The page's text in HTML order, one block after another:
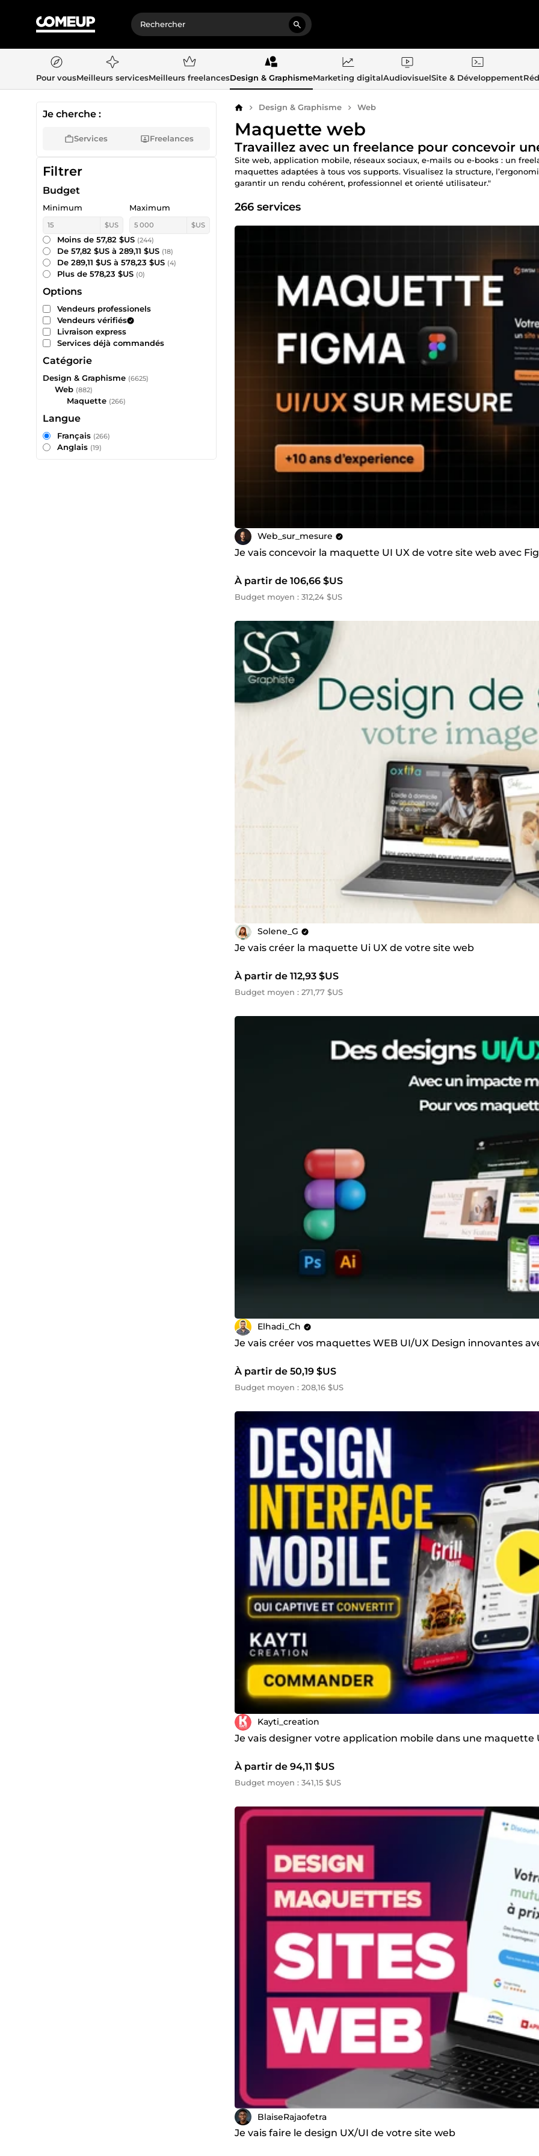
Pour vousMeilleurs servicesMeilleurs freelancesDesign & GraphismeMarketing digitalAudiovisuelSite & Développement
AccueilDesign & Graphisme Web
Maquette web
Travaillez avec un freelance pour concevoir
Site web, application mobile, réseaux sociaux, e-mails ou e-books : un
maquettes adaptées à tous vos supports. Visualisez la structure,
garantir un rendu cohérent, professionnel et orienté utilisateur."
266 services
Web_sur_mesure
Je vais concevoir la maquette UI UX de votre site web avec
À partir de 106,66 $US
Budget moyen : 312,24 $US
Solene_G
Je vais créer la maquette Ui UX de votre site web
À partir de 112,93 $US
Budget moyen : 271,77 $US
Elhadi_Ch
Je vais créer vos maquettes WEB UI/UX Design innovantes
À partir de 50,19 $US
Budget moyen : 208,16 $US
Kayti_creation
Je vais designer votre application mobile dans une maquette
À partir de 94,11 $US
Budget moyen : 341,15 $US
BlaiseRajaofetra
Je vais faire le design UX/UI de votre site web
Je cherche :
Services Freelances
Filtrer
Budget
Minimum
$US
Maximum
$US
Moins de 57,82 $US (244)
De 57,82 $US à 289,11 $US (18)
De 289,11 $US à 578,23 $US (4)
Plus de 578,23 $US (0)
Options
Vendeurs professionels
Vendeurs vérifiés
Livraison express
Services déjà commandés
Catégorie
Design & Graphisme (6625)
Web (882)
Maquette (266)
Langue
Français (266)
Anglais (19)